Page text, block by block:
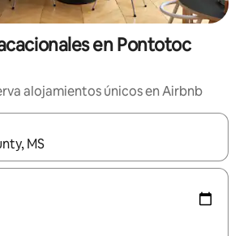
en Pontotoc
alojamientos únicos en Airbnb
estén disponibles, navega con las